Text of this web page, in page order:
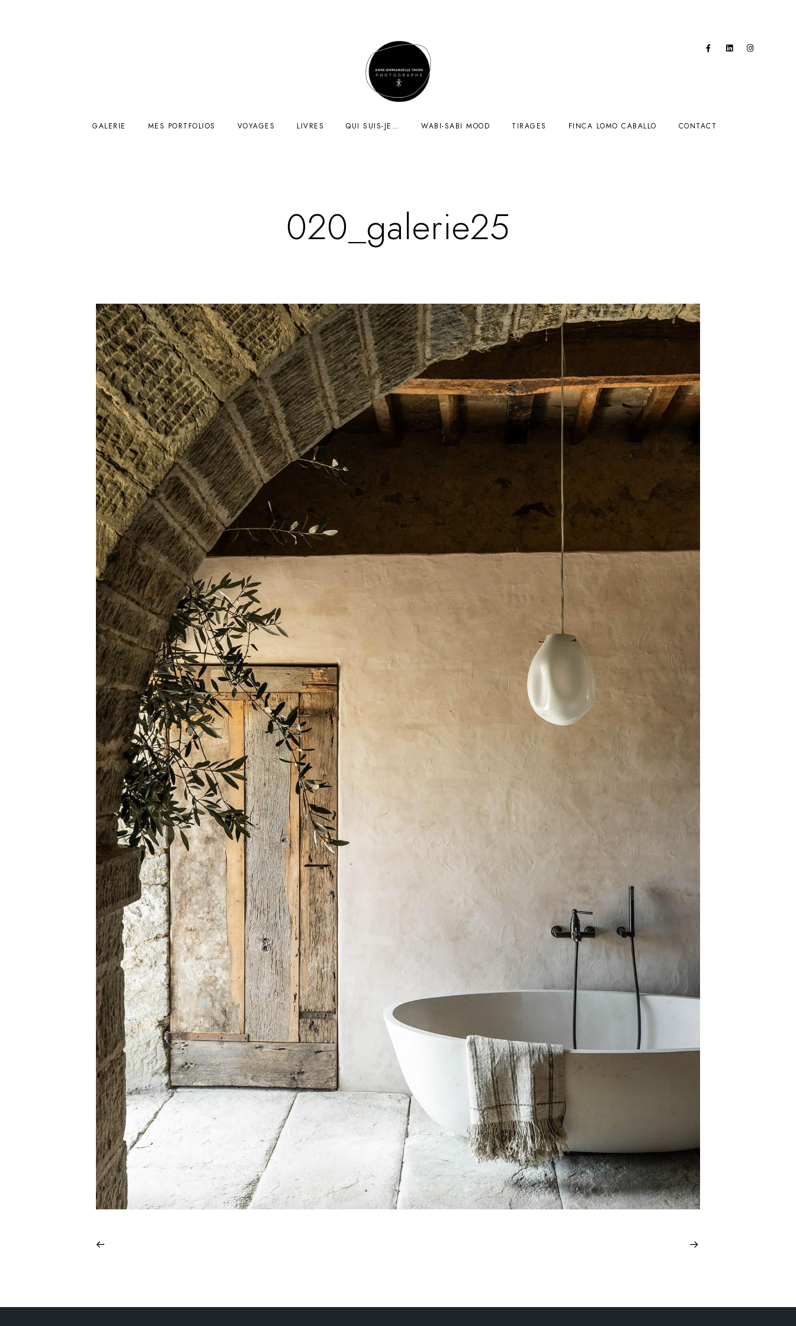
GALERIE MES PORTFOLIOS VOYAGES LIVRES QUI SUIS-JE… WABI-SABI MOOD TIRAGES FINCA LOMO CABALLO CONTACT
020_galerie25